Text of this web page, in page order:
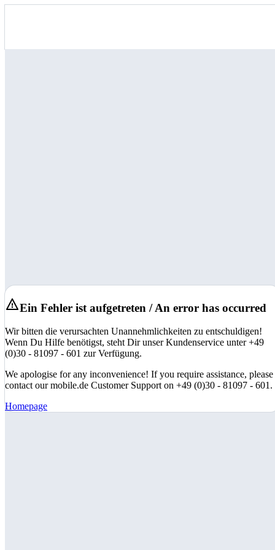
Ein Fehler ist aufgetreten / An error has occurred
Wir bitten die verursachten Unannehmlichkeiten zu entschuldigen!
Wenn Du Hilfe benötigst, steht Dir unser Kundenservice unter +49
(0)30 - 81097 - 601 zur Verfügung.
We apologise for any inconvenience! If you require assistance, please
contact our mobile.de Customer Support on +49 (0)30 - 81097 - 601.
Homepage